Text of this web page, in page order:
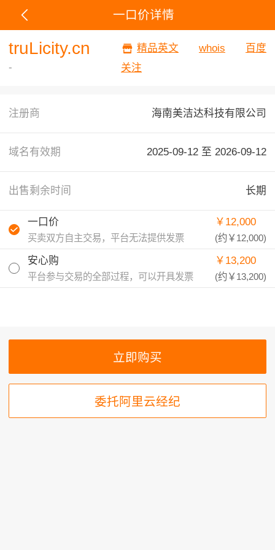
一口价详情
truLicity.cn
-
精品英文 whois
百度
关注
注册商 海南美洁达科技有限公司
域名有效期 2025-09-12 至 2026-09-12
出售剩余时间 长期
一口价
买卖双方自主交易，平台无法提供发票
￥12,000
(约￥12,000)
安心购
平台参与交易的全部过程，可以开具发票
￥13,200
(约￥13,200)
委托阿里云经纪